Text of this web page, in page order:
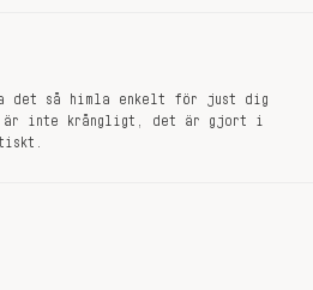
det så himla enkelt för just dig
är inte krångligt, det är gjort i